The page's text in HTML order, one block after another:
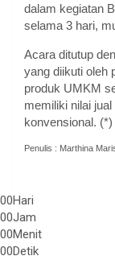
dalam kegiatan
selama 3 hari,
Acara ditutup
yang diikuti oleh
produk UMKM
memiliki nilai
konvensional. (*)
Penulis : Marthina
00Hari
00Jam
00Menit
00Detik